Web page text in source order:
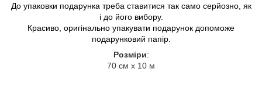
До упаковки подарунка треба ставитися так само серйозно, як
і до його вибору.
Красиво, оригінально упакувати подарунок допоможе
подарунковий папір.
Розміри:
70 см х 10 м